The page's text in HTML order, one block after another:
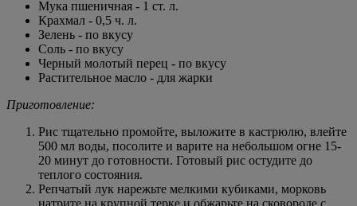
Мука пшеничная - 1 ст. л.
Крахмал - 0,5 ч. л.
Зелень - по вкусу
Соль - по вкусу
Черный молотый перец - по вкусу
Растительное масло - для жарки
Приготовление:
Рис тщательно промойте, выложите в кастрюлю, влейте
500 мл воды, посолите и варите на небольшом огне 15-
20 минут до готовности. Готовый рис остудите до
теплого состояния.
Репчатый лук нарежьте мелкими кубиками, морковь
натрите на крупной терке и обжарьте на сковороде с